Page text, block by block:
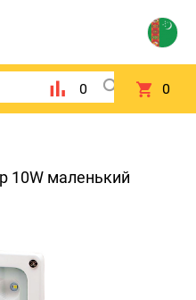
0 0
10W маленький